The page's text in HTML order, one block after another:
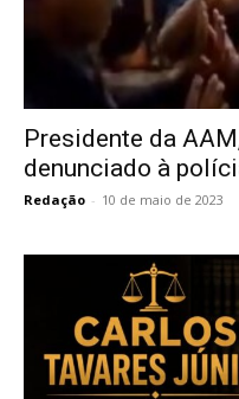
Presidente da
denunciado à
Redação - 10 de maio de 2023